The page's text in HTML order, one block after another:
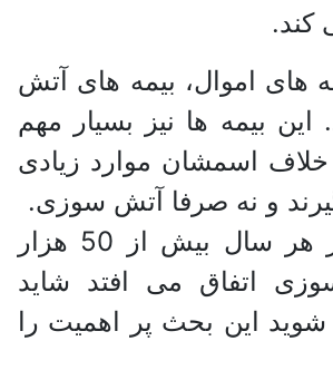
کند.
های اموال، بیمه های آتش
بیمه ها نیز بسیار مهم
خلاف اسمشان موارد زیادی
و نه صرفا آتش سوزی.
اگر بگوییم در هر سال بیش از 50 هزار
اتفاق می افتد شاید
شوید این بحث پر اهمیت را